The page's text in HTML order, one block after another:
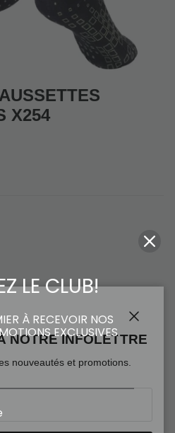
X254
NOTRE INFOLETTRE
nouveautés et promotions.
LE CLUB!
À RECEVOIR NOS
EXCLUSIVES.